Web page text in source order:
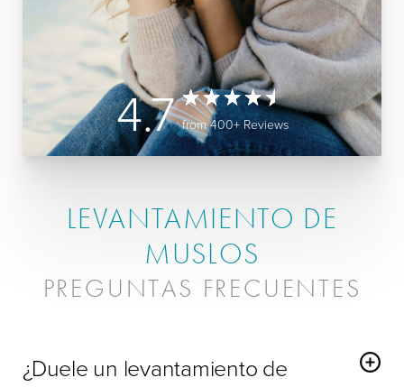
4.7 from 400+ Reviews
LEVANTAMIENTO DE
MUSLOS
PREGUNTAS FRECUENTES
¿Duele un levantamiento de